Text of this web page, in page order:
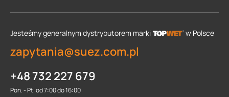
Jesteśmy generalnym dystrybutorem marki w Polsce
zapytania@suez.com.pl
+48 732 227 679
Pon. - Pt. od 7:00 do 16:00